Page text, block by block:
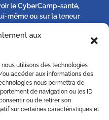
aux
nous utilisons des technologies
accéder aux informations des
nous permettra de
de navigation ou les ID
ou de retirer son
sur certaines caractéristiques et
le CyberCamp-santé,
même ou sur la teneur
nécessaire :
image qu’il jugerait
ou porterait atteinte au
demande écrite à